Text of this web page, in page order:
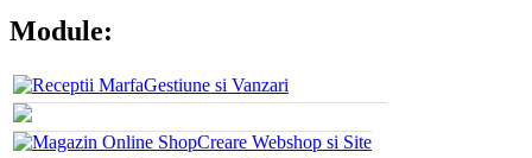
Module:
Gestiune si Vanzari
Creare Webshop si Site